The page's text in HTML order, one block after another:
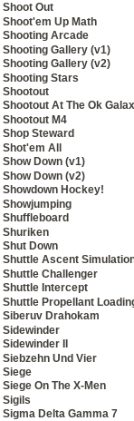
Shoot Out
Shoot'em Up Math
Shooting Arcade
Shooting Gallery (v1)
Shooting Gallery (v2)
Shooting Stars
Shootout
Shootout At The Ok
Shootout M4
Shop Steward
Shot'em All
Show Down (v1)
Show Down (v2)
Showdown Hockey!
Showjumping
Shuffleboard
Shuriken
Shut Down
Shuttle Ascent
Shuttle Challenger
Shuttle Intercept
Shuttle Propellant
Siberuv Drahokam
Sidewinder
Sidewinder II
Siebzehn Und Vier
Siege
Siege On The X-Men
Sigils
Sigma Delta Gamma 7